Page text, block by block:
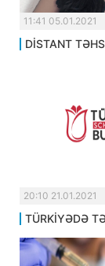
11:41 05.01.2021
DİSTANT
20:10 21.01.2021
TÜRKİYƏDƏ